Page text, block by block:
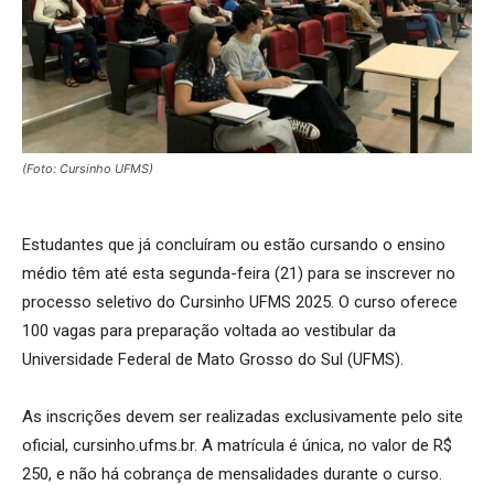
(Foto: Cursinho UFMS)
Estudantes que já concluíram ou estão cursando o ensino
médio têm até esta segunda-feira (21) para se inscrever no
processo seletivo do Cursinho UFMS 2025. O curso oferece
100 vagas para preparação voltada ao vestibular da
Universidade Federal de Mato Grosso do Sul (UFMS).
As inscrições devem ser realizadas exclusivamente pelo site
oficial, cursinho.ufms.br. A matrícula é única, no valor de R$
250, e não há cobrança de mensalidades durante o curso.